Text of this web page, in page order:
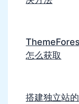
怎么获取
搭建独立站